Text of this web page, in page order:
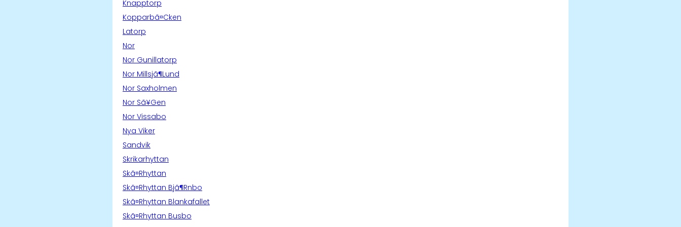
Knapptorp
Kopparbã¤Cken
Latorp
Nor
Nor Gunillatorp
Nor Millsjã¶Lund
Nor Saxholmen
Nor Sã¥Gen
Nor Vissabo
Nya Viker
Sandvik
Skrikarhyttan
Skã¤Rhyttan
Skã¤Rhyttan Bjã¶Rnbo
Skã¤Rhyttan Blankafallet
Skã¤Rhyttan Busbo